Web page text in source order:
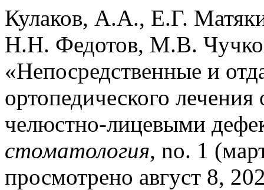
Кулаков, А.А., Е.Г.
Н.Н. Федотов, М.В.
«Непосредственные и
ортопедического
челюстно-лицевыми
стоматология, no. 1
просмотрено август 8,